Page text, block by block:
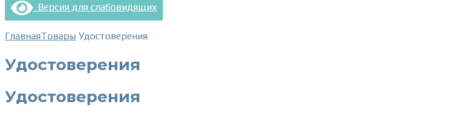
Версия для слабовидящих
ГлавнаяТовары Удостоверения
Удостоверения
Удостоверения